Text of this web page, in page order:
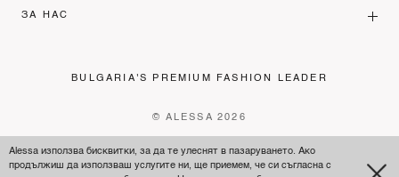
Alessa използва бисквитки, за да те улеснят в пазаруването. Ако
продължиш да използваш услугите ни, ще приемем, че си съгласна с
ЗА НАС
BULGARIA'S PREMIUM FASHION LEADER
© ALESSA 2026